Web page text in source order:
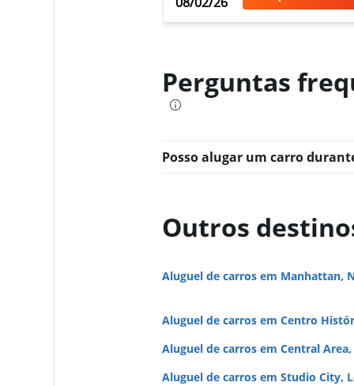
Perguntas
Posso alugar um carro
Outros
Aluguel de carros em Manhattan,
Aluguel de carros em Centro
Aluguel de carros em Central
Aluguel de carros em Studio City,